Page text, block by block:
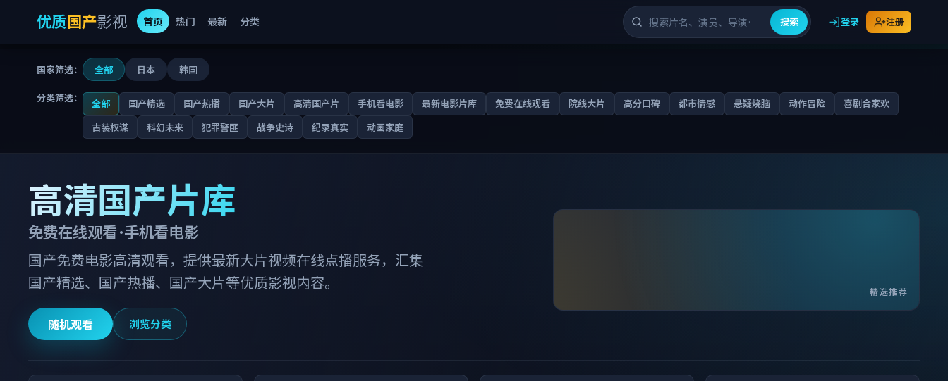
优质国产影视 首页 热门 最新 分类 搜索 登录 注册
国家筛选： 全部 日本 韩国
分类筛选： 全部 国产精选 国产热播 国产大片 高清国产片 手机看电影 最新电影片库 免费在线观看 院线大片 高分口碑 都市情感 悬疑烧脑 动作冒险
喜剧合家欢
古装权谋
科幻未来 犯罪警匪 战争史诗 纪录真实 动画家庭
高清国产片库
免费在线观看 · 手机看电影
国产免费电影高清观看，提供最新大片视频在线点播服务，汇集
国产精选、国产热播、国产大片等优质影视内容。
随机观看 浏览分类
精选推荐